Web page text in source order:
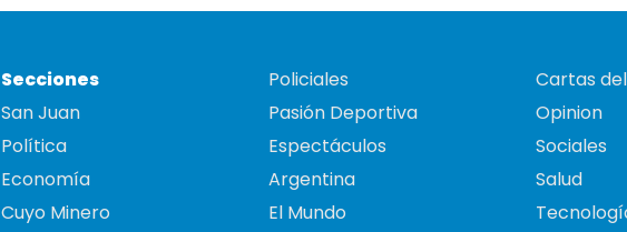
Secciones
San Juan
Política
Economía
Cuyo Minero
Policiales
Pasión Deportiva
Espectáculos
Argentina
El Mundo
Cartas
Opinion
Sociales
Salud